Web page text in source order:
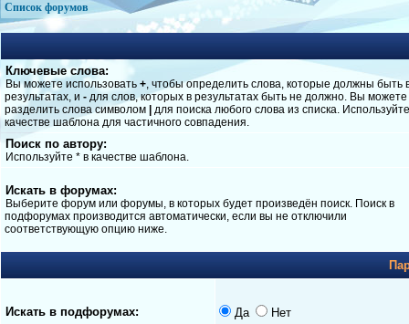
Список форумов
Ключевые слова:
Вы можете использовать +, чтобы определить слова, которые должны быть
результатах, и - для слов, которых в результатах быть не должно. Вы можете
разделить слова символом
для поиска любого слова из списка.
качестве шаблона для частичного совпадения.
Поиск по автору:
Используйте * в качестве шаблона.
Искать в форумах:
Выберите форум или форумы, в которых будет произведён поиск. Поиск в
подфорумах производится автоматически, если вы не отключили
соответствующую опцию ниже.
Искать в подфорумах: Да Нет